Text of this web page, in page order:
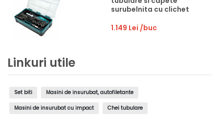
surubelnita cu clichet
1.149 Lei /buc
Linkuri utile
Set biti Masini de insurubat, autofiletante
Masini de insurubat cu impact Chei tubulare